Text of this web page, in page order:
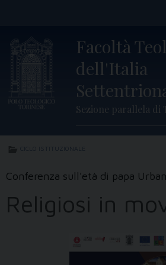
content
Facoltà
dell'Italia
Sezione parallela di
CICLO ISTITUZIONALE
Conferenza sull'età di papa
Religiosi in